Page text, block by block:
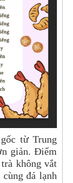
từ Trung
giản. Điểm
không vắt
đá lạnh